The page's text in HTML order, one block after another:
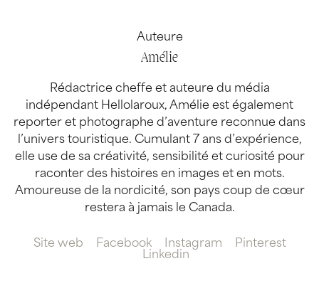
Auteure
Amélie
Rédactrice cheffe et auteure du média
indépendant Hellolaroux, Amélie est également
reporter et photographe d’aventure reconnue dans
l’univers touristique. Cumulant 7 ans d’expérience,
elle use de sa créativité, sensibilité et curiosité pour
raconter des histoires en images et en mots.
Amoureuse de la nordicité, son pays coup de cœur
restera à jamais le Canada.
Site web Facebook Instagram
Pinterest
Linkedin